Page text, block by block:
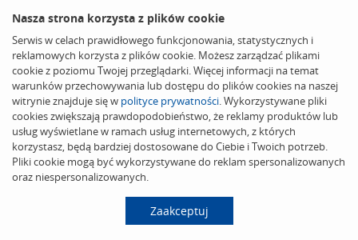
Nasza strona korzysta z plików cookie
Serwis w celach prawidłowego funkcjonowania, statystycznych i
reklamowych korzysta z plików cookie. Możesz zarządzać plikami
cookie z poziomu Twojej przeglądarki. Więcej informacji na temat
warunków przechowywania lub dostępu do plików cookies na naszej
witrynie znajduje się w polityce prywatności. Wykorzystywane pliki
cookies zwiększają prawdopodobieństwo, że reklamy produktów lub
usług wyświetlane w ramach usług internetowych, z których
korzystasz, będą bardziej dostosowane do Ciebie i Twoich potrzeb.
Pliki cookie mogą być wykorzystywane do reklam spersonalizowanych
oraz niespersonalizowanych.
Zaakceptuj